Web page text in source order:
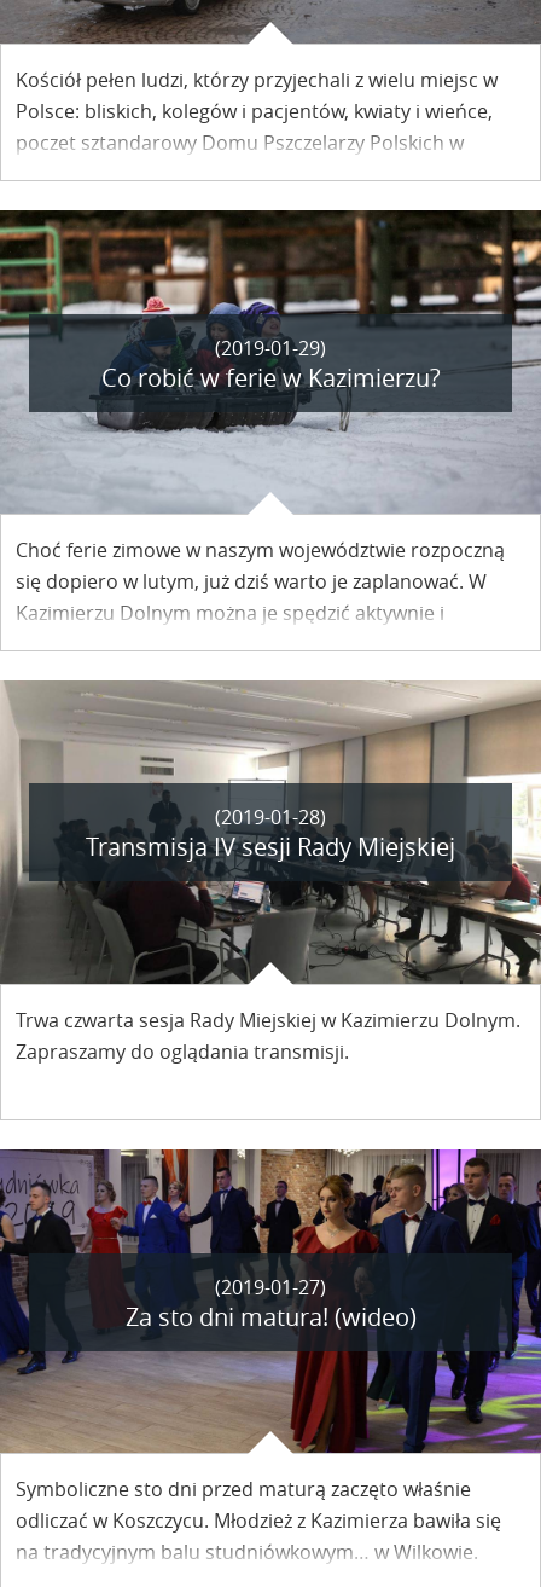
Kościół pełen ludzi, którzy przyjechali z wielu miejsc w
Polsce: bliskich, kolegów i pacjentów, kwiaty i wieńce,
poczet sztandarowy Domu Pszczelarzy Polskich w
Kamiennej i ciepłe słowa pożegnania. Kazimierz
pożegnał doktora Jana Gizę.
(2019-01-29)
Co robić w ferie w Kazimierzu?
Choć ferie zimowe w naszym województwie rozpoczną
się dopiero w lutym, już dziś warto je zaplanować. W
Kazimierzu Dolnym można je spędzić aktywnie i
ciekawie.
(2019-01-28)
Transmisja IV sesji Rady Miejskiej
Trwa czwarta sesja Rady Miejskiej w Kazimierzu Dolnym.
Zapraszamy do oglądania transmisji.
(2019-01-27)
Za sto dni matura! (wideo)
Symboliczne sto dni przed maturą zaczęto właśnie
odliczać w Koszczycu. Młodzież z Kazimierza bawiła się
na tradycyjnym balu studniówkowym… w Wilkowie.